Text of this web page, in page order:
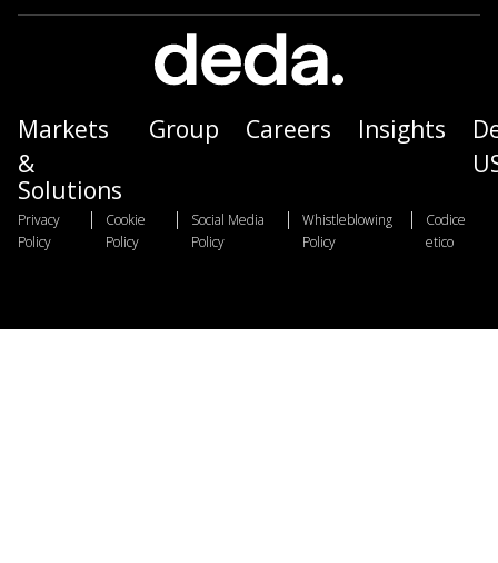
Markets
&
Solutions
Group Careers Insights
Privacy
Policy
| Cookie
Policy
| Social Media
Policy
| Whistleblowing
Policy
| Codice
etico